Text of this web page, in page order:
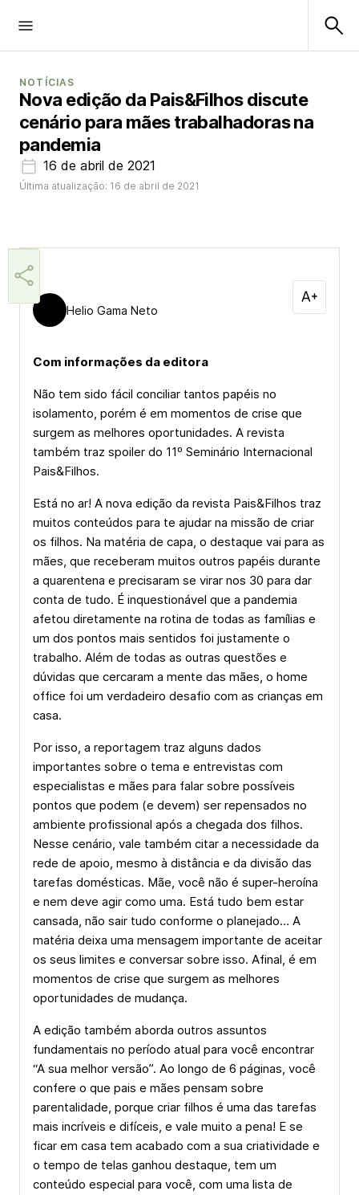
NOTÍCIAS
Nova edição da Pais&Filhos discute
cenário para mães trabalhadoras na
pandemia
16 de abril de 2021
Última atualização: 16 de abril de 2021
Helio Gama Neto
Com informações da editora
Não tem sido fácil conciliar tantos papéis no
isolamento, porém é em momentos de crise que
surgem as melhores oportunidades. A revista
também traz spoiler do 11º Seminário Internacional
Pais&Filhos.
Está no ar! A nova edição da revista Pais&Filhos traz
muitos conteúdos para te ajudar na missão de criar
os filhos. Na matéria de capa, o destaque vai para as
mães, que receberam muitos outros papéis durante
a quarentena e precisaram se virar nos 30 para dar
conta de tudo. É inquestionável que a pandemia
afetou diretamente na rotina de todas as famílias e
um dos pontos mais sentidos foi justamente o
trabalho. Além de todas as outras questões e
dúvidas que cercaram a mente das mães, o home
office foi um verdadeiro desafio com as crianças em
casa.
Por isso, a reportagem traz alguns dados
importantes sobre o tema e entrevistas com
especialistas e mães para falar sobre possíveis
pontos que podem (e devem) ser repensados no
ambiente profissional após a chegada dos filhos.
Nesse cenário, vale também citar a necessidade da
rede de apoio, mesmo à distância e da divisão das
tarefas domésticas. Mãe, você não é super-heroína
e nem deve agir como uma. Está tudo bem estar
cansada, não sair tudo conforme o planejado… A
matéria deixa uma mensagem importante de aceitar
os seus limites e conversar sobre isso. Afinal, é em
momentos de crise que surgem as melhores
oportunidades de mudança.
A edição também aborda outros assuntos
fundamentais no período atual para você encontrar
“A sua melhor versão”. Ao longo de 6 páginas, você
confere o que pais e mães pensam sobre
parentalidade, porque criar filhos é uma das tarefas
mais incríveis e difíceis, e vale muito a pena! E se
ficar em casa tem acabado com a sua criatividade e
o tempo de telas ganhou destaque, tem um
conteúdo especial para você, com uma lista de